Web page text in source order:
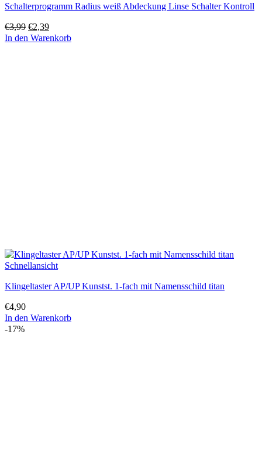
Schalterprogramm Radius weiß Abdeckung Linse Schalter Kontroll
€3,99 Ursprünglicher
Preis
€2,39Aktueller
Preis
In den Warenkorb
Schnellansicht
Klingeltaster AP/UP Kunstst. 1-fach mit Namensschild titan
€4,90
In den Warenkorb
-17%